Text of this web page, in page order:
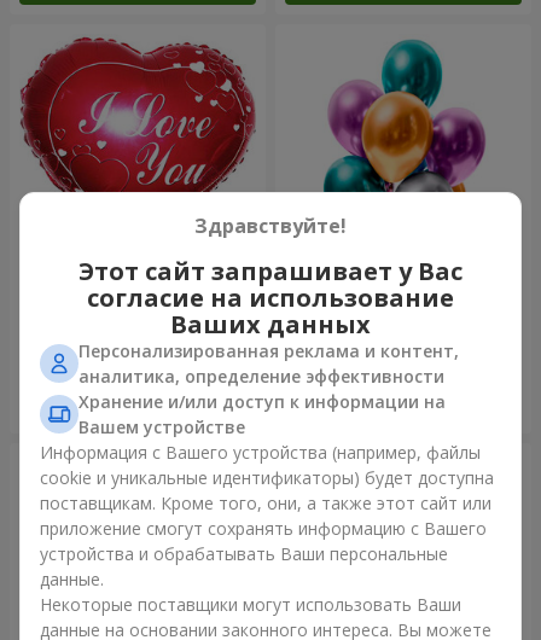
Шарик "Я тебя люблю"
Заказать
Фонтан шаров "Полярное
сияние"
Заказать
Здравствуйте!
Этот сайт запрашивает у Вас
согласие на использование
Ваших данных
Персонализированная реклама и контент,
аналитика, определение эффективности
Хранение и/или доступ к информации на
Вашем устройстве
Информация с Вашего устройства (например, файлы
cookie и уникальные идентификаторы) будет доступна
поставщикам. Кроме того, они, а также этот сайт или
приложение смогут сохранять информацию с Вашего
устройства и обрабатывать Ваши персональные
данные.
Некоторые поставщики могут использовать Ваши
данные на основании законного интереса. Вы можете